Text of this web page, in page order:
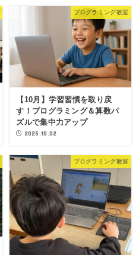
プログラミング教室
【10月】学習習慣を取り戻
す！プログラミング＆算数パ
ズルで集中力アップ
2025.10.02
プログラミング教室